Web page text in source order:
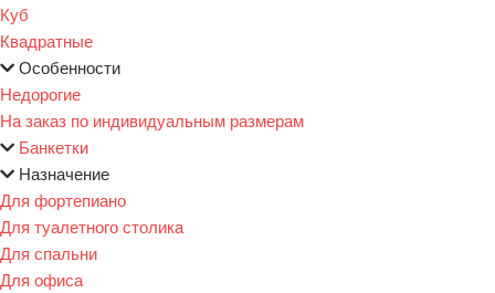
Куб
Квадратные
Особенности
Недорогие
На заказ по индивидуальным размерам
Банкетки
Назначение
Для фортепиано
Для туалетного столика
Для спальни
Для офиса